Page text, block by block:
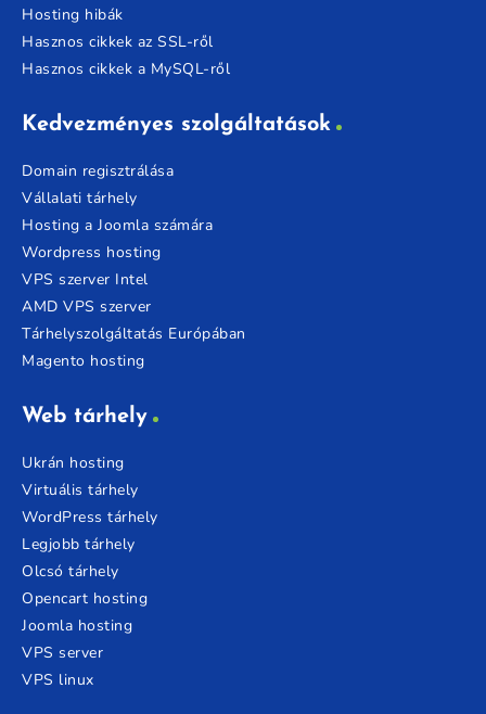
Hosting hibák
Hasznos cikkek az SSL-ről
Hasznos cikkek a MySQL-ről
Kedvezményes szolgáltatások
Domain regisztrálása
Vállalati tárhely
Hosting a Joomla számára
Wordpress hosting
VPS szerver Intel
AMD VPS szerver
Tárhelyszolgáltatás Európában
Magento hosting
Web tárhely
Ukrán hosting
Virtuális tárhely
WordPress tárhely
Legjobb tárhely
Olcsó tárhely
Opencart hosting
Joomla hosting
VPS server
VPS linux